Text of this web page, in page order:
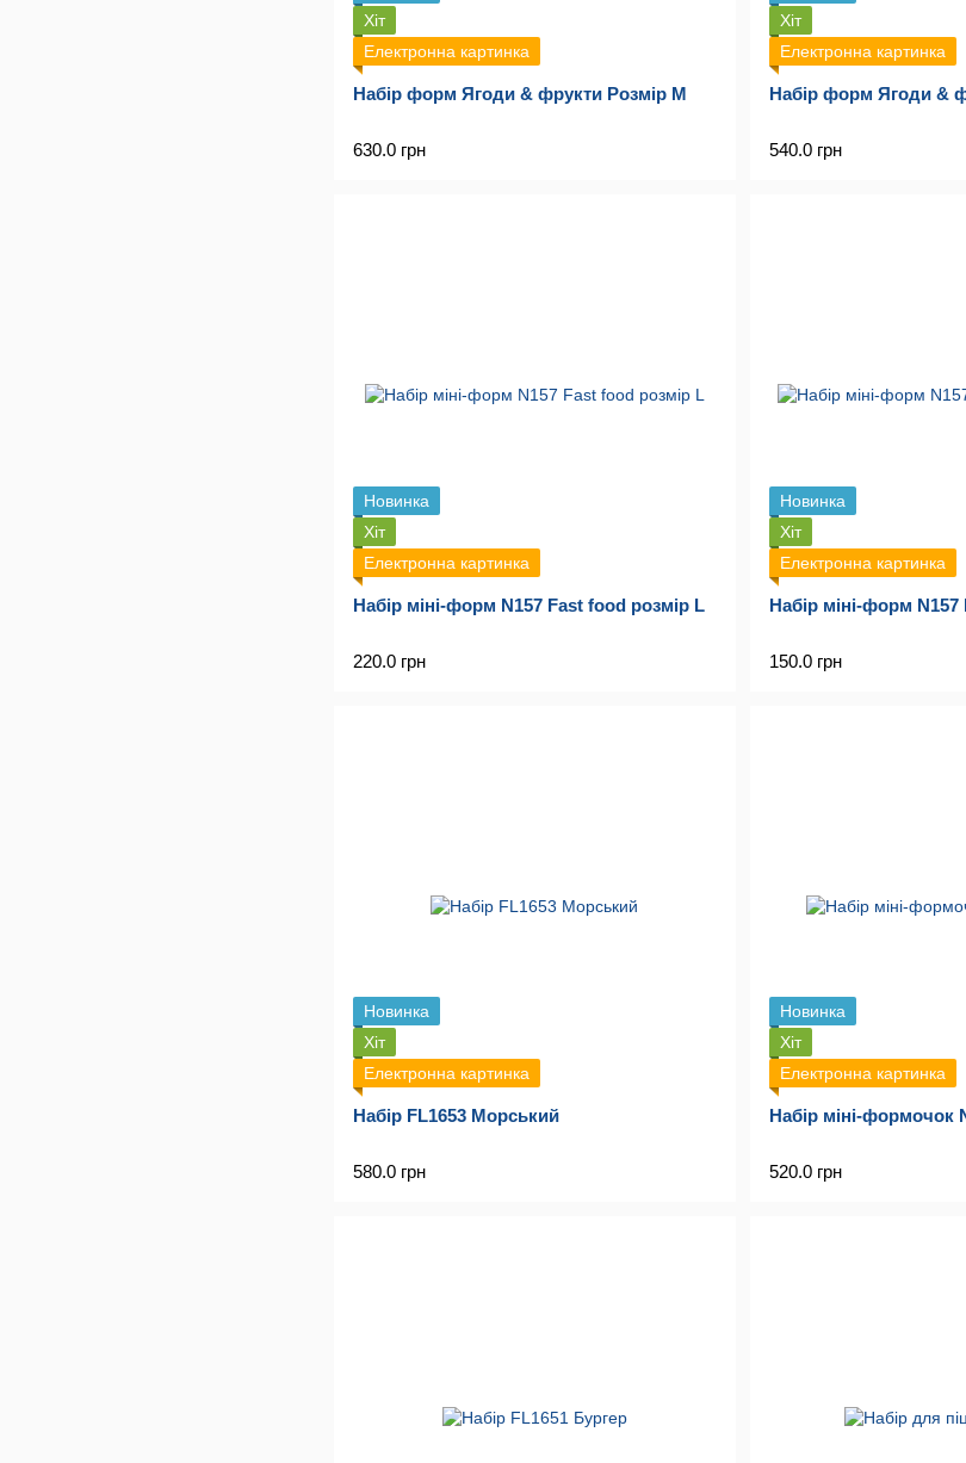
Хіт
Електронна картинка
Набір форм Ягоди & фрукти Розмір M
630.0 грн
Хіт
Електронна картинка
Набір форм Ягоди &
540.0 грн
Новинка
Хіт
Електронна картинка
Набір міні-форм N157 Fast food розмір L
220.0 грн
Новинка
Хіт
Електронна картинка
Набір міні-форм
150.0 грн
Новинка
Хіт
Електронна картинка
Набір FL1653 Морський
580.0 грн
Новинка
Хіт
Електронна картинка
Набір міні-формочок
520.0 грн